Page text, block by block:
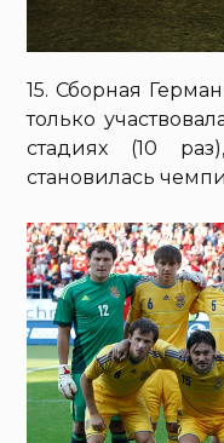
15. Сборная
только
стадиях (10
становилась